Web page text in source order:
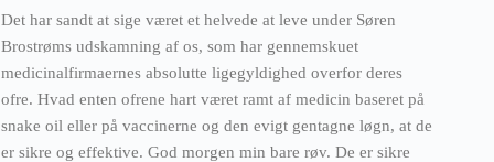
Det har sandt at sige været et helvede at leve under Søren
Brostrøms udskamning af os, som har gennemskuet
medicinalfirmaernes absolutte ligegyldighed overfor deres
ofre. Hvad enten ofrene hart været ramt af medicin baseret på
snake oil eller på vaccinerne og den evigt gentagne løgn, at de
er sikre og effektive. God morgen min bare røv. De er sikre